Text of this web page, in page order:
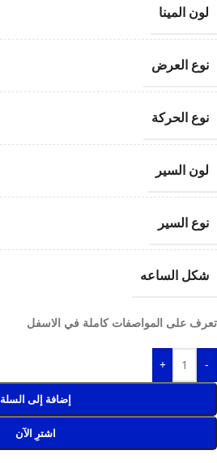
لون المينا
نوع العرض
نوع الحركة
لون السير
نوع السير
شكل الساعه
تعرف على المواصفات كاملة في الاسفل
-
+
إضافة إلى السلة
اشترِ الآن